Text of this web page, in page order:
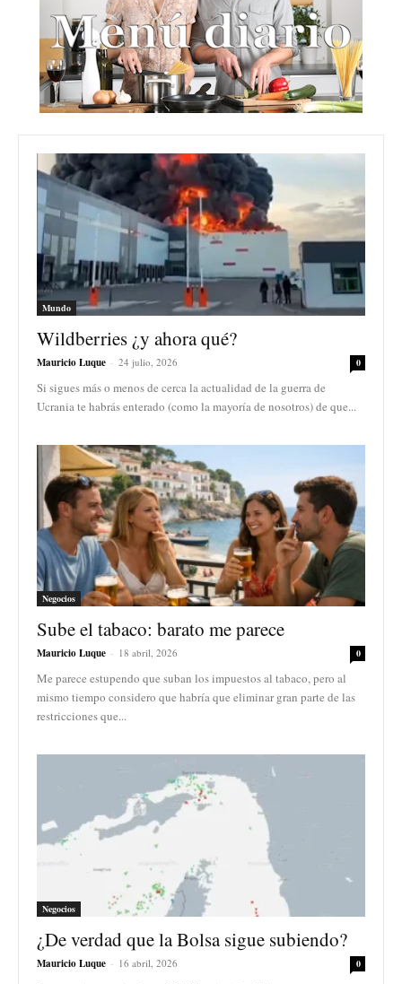
Mundo
Wildberries ¿y ahora qué?
Mauricio Luque - 24 julio, 2026 0
Si sigues más o menos de cerca la actualidad de la guerra de
Ucrania te habrás enterado (como la mayoría de nosotros) de que...
Negocios
Sube el tabaco: barato me parece
Mauricio Luque - 18 abril, 2026 0
Me parece estupendo que suban los impuestos al tabaco, pero al
mismo tiempo considero que habría que eliminar gran parte de las
restricciones que...
Negocios
¿De verdad que la Bolsa sigue subiendo?
Mauricio Luque - 16 abril, 2026 0